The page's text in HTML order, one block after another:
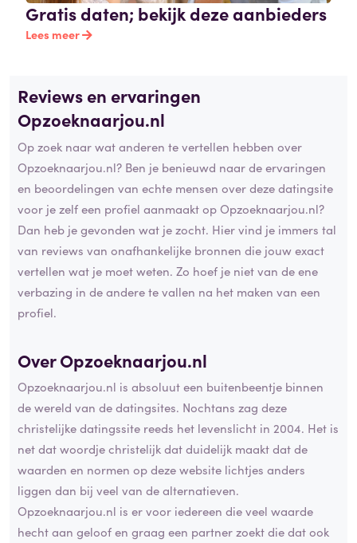
Gratis daten; bekijk deze aanbieders
Lees meer
Reviews en ervaringen
Opzoeknaarjou.nl
Op zoek naar wat anderen te vertellen hebben over
Opzoeknaarjou.nl? Ben je benieuwd naar de ervaringen
en beoordelingen van echte mensen over deze datingsite
voor je zelf een profiel aanmaakt op Opzoeknaarjou.nl?
Dan heb je gevonden wat je zocht. Hier vind je immers tal
van reviews van onafhankelijke bronnen die jouw exact
vertellen wat je moet weten. Zo hoef je niet van de ene
verbazing in de andere te vallen na het maken van een
profiel.
Over Opzoeknaarjou.nl
Opzoeknaarjou.nl is absoluut een buitenbeentje binnen
de wereld van de datingsites. Nochtans zag deze
christelijke datingssite reeds het levenslicht in 2004. Het is
net dat woordje christelijk dat duidelijk maakt dat de
waarden en normen op deze website lichtjes anders
liggen dan bij veel van de alternatieven.
Opzoeknaarjou.nl is er voor iedereen die veel waarde
hecht aan geloof en graag een partner zoekt die dat ook